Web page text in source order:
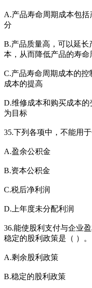
A.产品寿命周期成本包
分
B.产品质量高，可以延
本，从而降低产品的寿命
C.产品寿命周期成本的
成本的提高
D.维修成本和购买成本
为目标
35.下列各项中，不能用
A.盈余公积金
B.资本公积金
C.税后净利润
D.上年度未分配利润
36.能使股利支付与企业
稳定的股利政策是（ ）。
A.剩余股利政策
B.稳定的股利政策